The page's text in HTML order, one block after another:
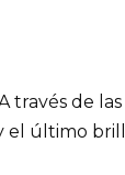
través de
el último